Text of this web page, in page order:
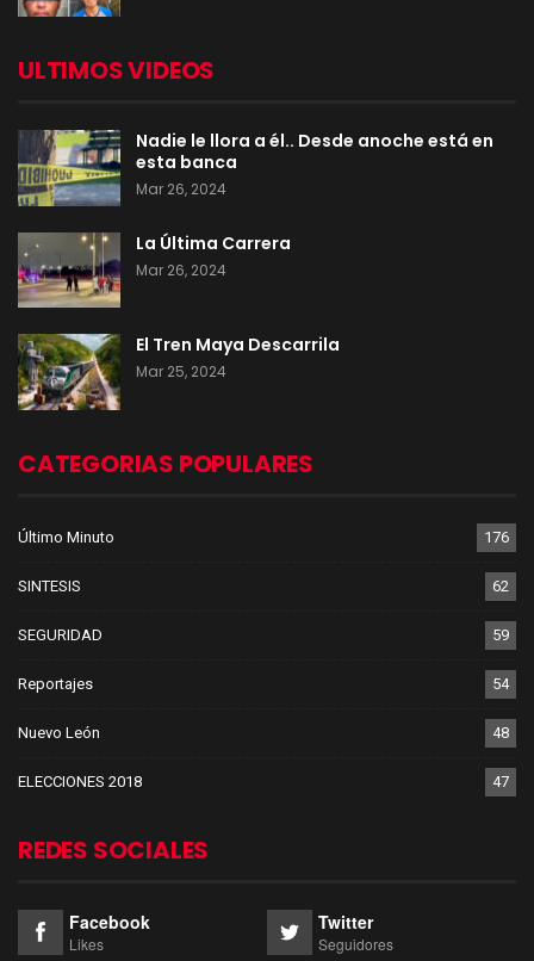
ULTIMOS VIDEOS
Nadie le llora a él.. Desde anoche está en
esta banca
Mar 26, 2024
La Última Carrera
Mar 26, 2024
El Tren Maya Descarrila
Mar 25, 2024
CATEGORIAS POPULARES
Último Minuto 176
SINTESIS 62
SEGURIDAD 59
Reportajes 54
Nuevo León 48
ELECCIONES 2018 47
REDES SOCIALES
Facebook
Likes
Twitter
Seguidores